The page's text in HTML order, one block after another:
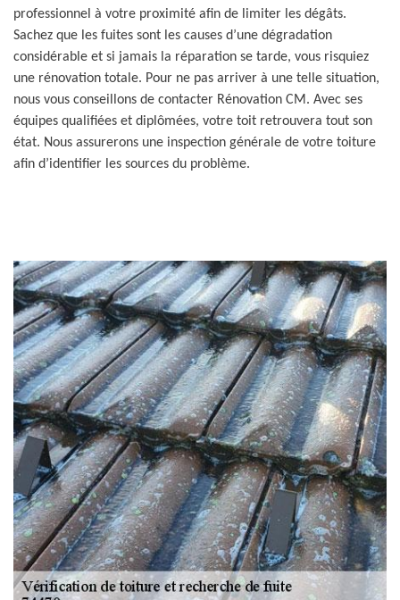
professionnel à votre proximité afin de limiter les dégâts.
Sachez que les fuites sont les causes d’une dégradation
considérable et si jamais la réparation se tarde, vous risquiez
une rénovation totale. Pour ne pas arriver à une telle situation,
nous vous conseillons de contacter Rénovation CM. Avec ses
équipes qualifiées et diplômées, votre toit retrouvera tout son
état. Nous assurerons une inspection générale de votre toiture
afin d’identifier les sources du problème.